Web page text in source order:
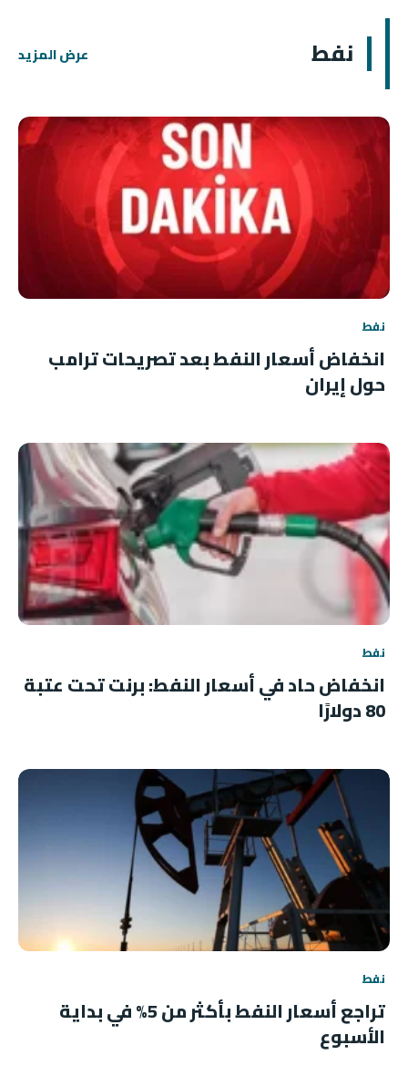
نفط عرض المزيد
نفط
انخفاض أسعار النفط بعد تصريحات ترامب
حول إيران
نفط
انخفاض حاد في أسعار النفط: برنت تحت عتبة
80 دولارًا
نفط
تراجع أسعار النفط بأكثر من 5% في بداية
الأسبوع